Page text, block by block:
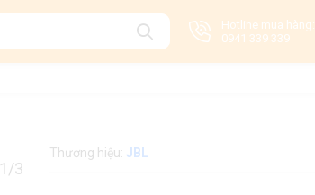
Hotline mua hàng:
0941 339 339
1/3
Thương hiệu: JBL